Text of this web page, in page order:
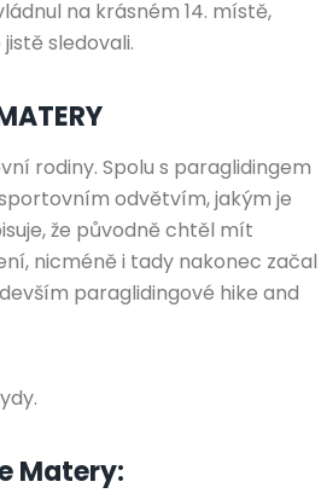
na krásném 14. místě,
sledovali.
rodiny. Spolu s paraglidingem
odvětvím, jakým je
že původně chtěl mít
nicméně i tady nakonec začal
paraglidingové hike and
Matery: